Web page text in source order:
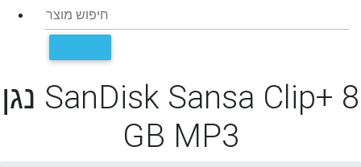
נגן SanDisk Sansa Clip+ 8
GB MP3